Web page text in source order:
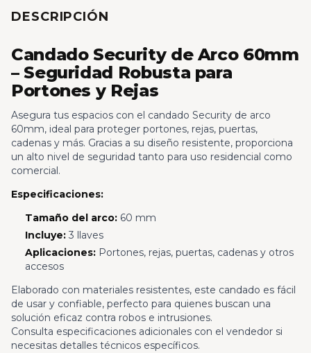
DESCRIPCIÓN
Candado Security de Arco 60mm
– Seguridad Robusta para
Portones y Rejas
Asegura tus espacios con el candado Security de arco
60mm, ideal para proteger portones, rejas, puertas,
cadenas y más. Gracias a su diseño resistente, proporciona
un alto nivel de seguridad tanto para uso residencial como
comercial.
Especificaciones:
Tamaño del arco:60 mm
Incluye:3 llaves
Aplicaciones:Portones, rejas, puertas, cadenas y otros
accesos
Elaborado con materiales resistentes, este candado es fácil
de usar y confiable, perfecto para quienes buscan una
solución eficaz contra robos e intrusiones.
Consulta especificaciones adicionales con el vendedor si
necesitas detalles técnicos específicos.